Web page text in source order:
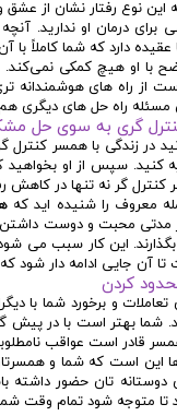
نوع رفتار نشان از عشق و
برای درمان او ندارید.
دارد که شما کاملاً با
با او هیچ کمکی
از راه های هوشمندانه
مسئله راه حل های دیگری
در زندگی با همسر کنترل
کنید. سپس از او بخواهید
گر نه تنها در کاهش
معروف را شنیده اید که
مدتی محبت و دوست داشتن
بگذارند. این کار سبب می
تا آن جایی ادامه دار
و برخورد شما با
شما بهتر است با در پیش
قادر است عواقب
این است که شما و
دوستانه تان حضور داشته
تا متوجه شود تمام وقت